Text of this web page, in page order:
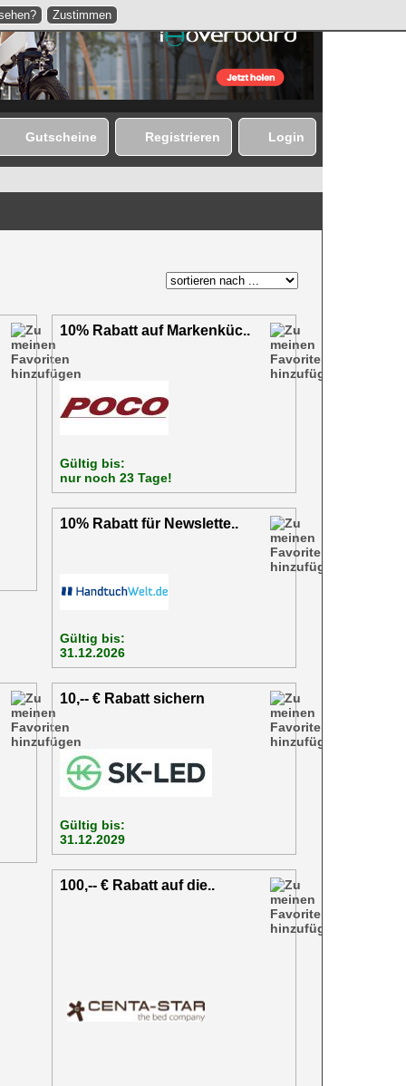
Gutscheine Registrieren Login
10% Rabatt auf Markenküc..
Gültig bis:
nur noch 23 Tage!
10% Rabatt für Newslette..
Gültig bis:
31.12.2026
10,-- € Rabatt sichern
Gültig bis:
31.12.2029
100,-- € Rabatt auf die..
Zustimmen